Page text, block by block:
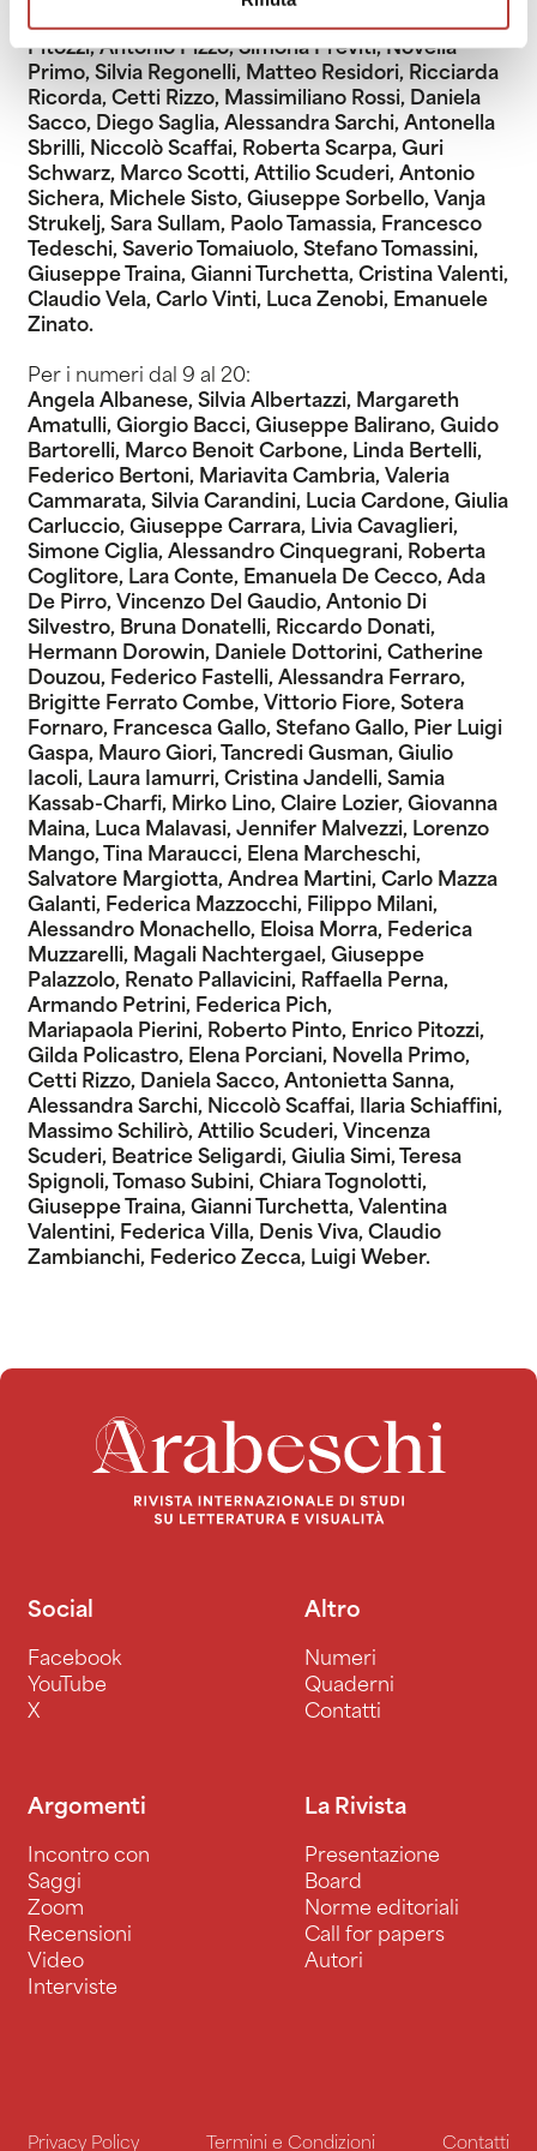
Pietrini, Valter Pinto, Giampiero Piretto, Enrico
Pitozzi, Antonio Pizzo, Simona Previti, Novella
Primo, Silvia Regonelli, Matteo Residori, Ricciarda
Ricorda, Cetti Rizzo, Massimiliano Rossi, Daniela
Sacco, Diego Saglia, Alessandra Sarchi, Antonella
Sbrilli, Niccolò Scaffai, Roberta Scarpa, Guri
Schwarz, Marco Scotti, Attilio Scuderi, Antonio
Sichera, Michele Sisto, Giuseppe Sorbello, Vanja
Strukelj, Sara Sullam, Paolo Tamassia, Francesco
Tedeschi, Saverio Tomaiuolo, Stefano Tomassini,
Giuseppe Traina, Gianni Turchetta, Cristina Valenti,
Claudio Vela, Carlo Vinti, Luca Zenobi, Emanuele
Zinato.
Per i numeri dal 9 al 20:
Angela Albanese, Silvia Albertazzi, Margareth
Amatulli, Giorgio Bacci, Giuseppe Balirano, Guido
Bartorelli, Marco Benoit Carbone, Linda Bertelli,
Federico Bertoni, Mariavita Cambria, Valeria
Cammarata, Silvia Carandini, Lucia Cardone, Giulia
Carluccio, Giuseppe Carrara, Livia Cavaglieri,
Simone Ciglia, Alessandro Cinquegrani, Roberta
Coglitore, Lara Conte, Emanuela De Cecco, Ada
De Pirro, Vincenzo Del Gaudio, Antonio Di
Silvestro, Bruna Donatelli, Riccardo Donati,
Hermann Dorowin, Daniele Dottorini, Catherine
Douzou, Federico Fastelli, Alessandra Ferraro,
Brigitte Ferrato Combe, Vittorio Fiore, Sotera
Fornaro, Francesca Gallo, Stefano Gallo, Pier Luigi
Gaspa, Mauro Giori, Tancredi Gusman, Giulio
Iacoli, Laura Iamurri, Cristina Jandelli, Samia
Kassab-Charfi, Mirko Lino, Claire Lozier, Giovanna
Maina, Luca Malavasi, Jennifer Malvezzi, Lorenzo
Mango, Tina Maraucci, Elena Marcheschi,
Salvatore Margiotta, Andrea Martini, Carlo Mazza
Galanti, Federica Mazzocchi, Filippo Milani,
Alessandro Monachello, Eloisa Morra, Federica
Muzzarelli, Magali Nachtergael, Giuseppe
Palazzolo, Renato Pallavicini, Raffaella Perna,
Armando Petrini, Federica Pich,
Mariapaola Pierini, Roberto Pinto, Enrico Pitozzi,
Gilda Policastro, Elena Porciani, Novella Primo,
Cetti Rizzo, Daniela Sacco, Antonietta Sanna,
Alessandra Sarchi, Niccolò Scaffai, Ilaria Schiaffini,
Massimo Schilirò, Attilio Scuderi, Vincenza
Scuderi, Beatrice Seligardi, Giulia Simi, Teresa
Spignoli, Tomaso Subini, Chiara Tognolotti,
Giuseppe Traina, Gianni Turchetta, Valentina
Valentini, Federica Villa, Denis Viva, Claudio
Zambianchi, Federico Zecca, Luigi Weber.
Social
Facebook
YouTube
X
Altro
Numeri
Quaderni
Contatti
Argomenti
Incontro con
Saggi
Zoom
Recensioni
Video
Interviste
La Rivista
Presentazione
Board
Norme editoriali
Call for papers
Autori
Privacy Policy Termini e Condizioni Contatti